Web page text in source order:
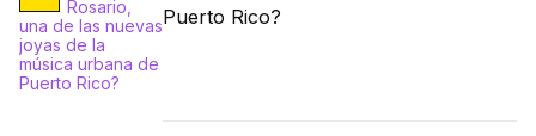
Puerto Rico?